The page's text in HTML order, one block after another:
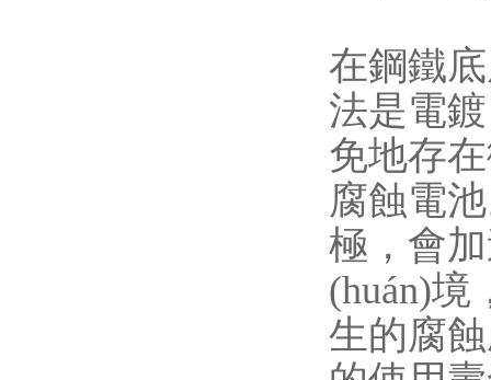
在鋼鐵底
法是電鍍
免地存在
腐蝕電池
極，會加
(huán)境
生的腐蝕